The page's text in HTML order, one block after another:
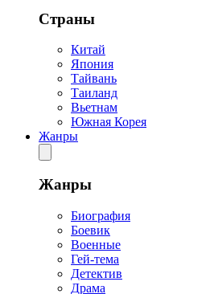
Страны
Китай
Япония
Тайвань
Таиланд
Вьетнам
Южная Корея
Жанры
Жанры
Биография
Боевик
Военные
Гей-тема
Детектив
Драма